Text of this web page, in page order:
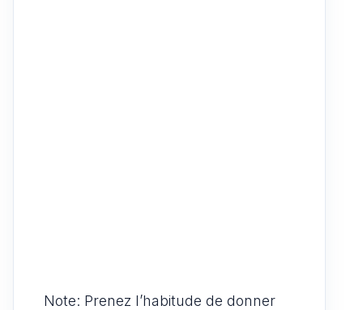
Note: Prenez l’habitude de donner